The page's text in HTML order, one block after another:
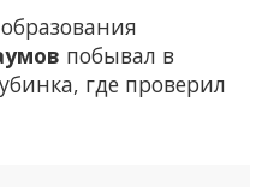
побывал в
где проверил